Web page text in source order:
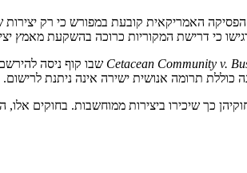
האמריקאית קובעת במפורש כי רק יצירות
כי דרישת המקוריות כרוכה בהשקעת מאמץ
Cetacean Community v. שבו קוף ניסה
חוקיהן כך שיכירו ביצירות ממוחשבות.